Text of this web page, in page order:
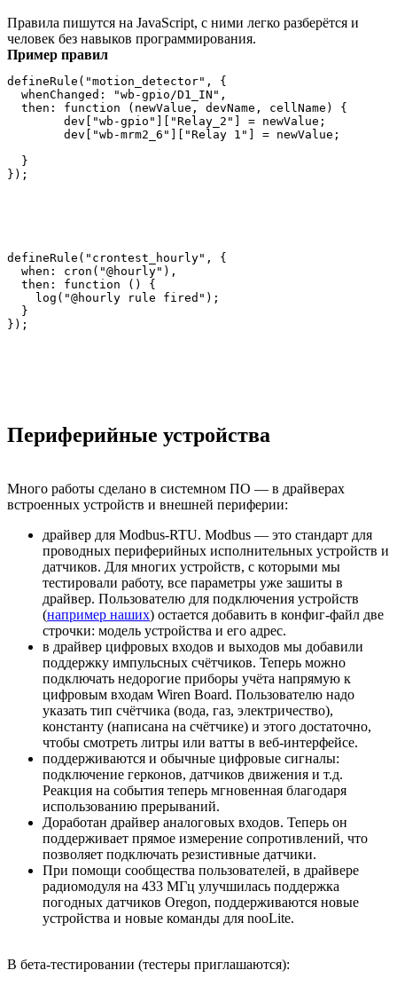
Правила пишутся на JavaScript, с ними легко разберётся и
человек без навыков программирования.
Пример правил
defineRule("motion_detector", {
  whenChanged: "wb-gpio/D1_IN",
  then: function (newValue, devName, cellName) {
  }
defineRule("crontest_hourly", {
  when: cron("@hourly"),
  then: function () {
    log("@hourly rule fired");
  }
Периферийные устройства
Много работы сделано в системном ПО — в драйверах
встроенных устройств и внешней периферии:
драйвер для Modbus-RTU. Modbus — это стандарт для
проводных периферийных исполнительных устройств и
датчиков. Для многих устройств, с которыми мы
тестировали работу, все параметры уже зашиты в
драйвер. Пользователю для подключения устройств
(например наших) остается добавить в конфиг-файл две
строчки: модель устройства и его адрес.
в драйвер цифровых входов и выходов мы добавили
поддержку импульсных счётчиков. Теперь можно
подключать недорогие приборы учёта напрямую к
цифровым входам Wiren Board. Пользователю надо
указать тип счётчика (вода, газ, электричество),
константу (написана на счётчике) и этого достаточно,
чтобы смотреть литры или ватты в веб-интерфейсе.
поддерживаются и обычные цифровые сигналы:
подключение герконов, датчиков движения и т.д.
Реакция на события теперь мгновенная благодаря
использованию прерываний.
Доработан драйвер аналоговых входов. Теперь он
поддерживает прямое измерение сопротивлений, что
позволяет подключать резистивные датчики.
При помощи сообщества пользователей, в драйвере
радиомодуля на 433 МГц улучшилась поддержка
погодных датчиков Oregon, поддерживаются новые
устройства и новые команды для nooLite.
В бета-тестировании (тестеры приглашаются):